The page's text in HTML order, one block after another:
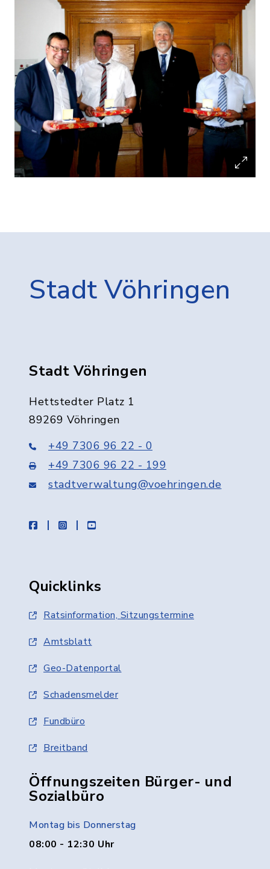
Stadt Vöhringen
Stadt Vöhringen
Hettstedter Platz 1
89269 Vöhringen
+49 7306 96 22 - 0
+49 7306 96 22 - 199
stadtverwaltung@voehringen.de
facebookinstagramyoutube
Quicklinks
Ratsinformation, Sitzungstermine
Amtsblatt
Geo-Datenportal
Schadensmelder
Fundbüro
Breitband
Öffnungszeiten Bürger- und
Sozialbüro
Montag bis Donnerstag
08:00 - 12:30 Uhr